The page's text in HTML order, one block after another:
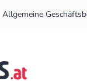
Allgemeine